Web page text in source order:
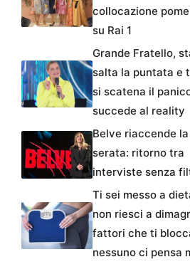
collocazione
su Rai 1
Grande Fratello,
salta la puntata e
si scatena il
succede al reality
Belve riaccende
serata: ritorno tra
interviste senza
Ti sei messo a
non riesci a
fattori che ti
nessuno ci pensa